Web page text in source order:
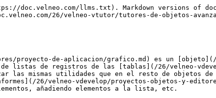
doc.velneo.com/llms.txt). Markdown versions of
26/velneo-vtutor/tutores-de-objetos-
proyecto-de-aplicacion/grafico.md) es un [objeto](/
listas de registros de las [tablas](/26/velneo-
las mismas utilidades que en el resto de objetos
26/velneo-vdevelop/proyectos-objetos-y-
añadiendo elementos a la lista, etc.